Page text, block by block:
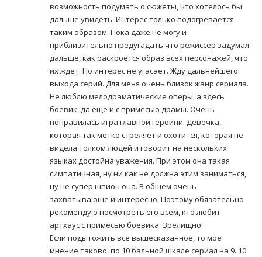
возможность подумать о сюжеты, что хотелось бы
дальше увидеть. Интерес только подогревается
таким образом. Пока даже не могу и
приблизительно предугадать что режиссер задумал
дальше, как раскроется образ всех персонажей, что
их ждет. Но интерес не угасает. Жду дальнейшего
выхода серий. Для меня очень близок жанр сериала.
Не люблю мелодраматические оперы, а здесь
боевик, да еще и с примесью драмы. Очень
понравилась игра главной героини. Девочка,
которая так метко стреляет и охотится, которая не
видела толком людей и говорит на нескольких
языках достойна уважения. При этом она такая
симпатичная, ну ни как не должна этим заниматься,
ну не супер шпион она. В общем очень
захватывающе и интересно. Поэтому обязательно
рекомендую посмотреть его всем, кто любит
артхаус с примесью боевика. Зрелищно!
Если подытожить все вышесказанное, то мое
мнение таково: по 10 бальной шкале сериал на 9. 10